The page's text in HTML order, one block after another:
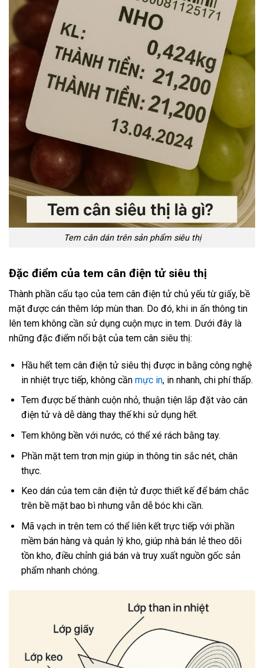
Tem cân dán trên sản phẩm siêu thị
Đặc điểm của tem cân điện tử siêu thị
Thành phần cấu tạo của tem cân điện tử chủ yếu từ giấy, bề
mặt được cán thêm lớp mùn than. Do đó, khi in ấn thông tin
lên tem không cần sử dụng cuộn mực in tem. Dưới đây là
những đặc điểm nổi bật của tem cân siêu thị:
Hầu hết tem cân điện tử siêu thị được in bằng công nghệ
in nhiệt trực tiếp, không cần mực in, in nhanh, chi phí thấp.
Tem được bế thành cuộn nhỏ, thuận tiện lắp đặt vào cân
điện tử và dễ dàng thay thế khi sử dụng hết.
Tem không bền với nước, có thể xé rách bằng tay.
Phần mặt tem trơn mịn giúp in thông tin sắc nét, chân
thực.
Keo dán của tem cân điện tử được thiết kế để bám chắc
trên bề mặt bao bì nhưng vẫn dễ bóc khi cần.
Mã vạch in trên tem có thể liên kết trực tiếp với phần
mềm bán hàng và quản lý kho, giúp nhà bán lẻ theo dõi
tồn kho, điều chỉnh giá bán và truy xuất nguồn gốc sản
phẩm nhanh chóng.